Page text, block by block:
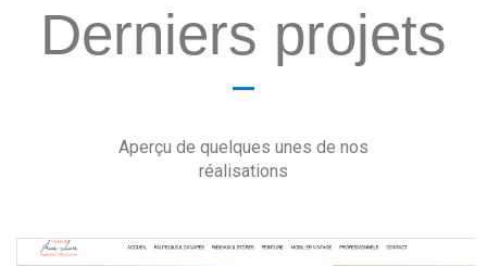
Derniers projets
Aperçu de quelques unes de nos
réalisations